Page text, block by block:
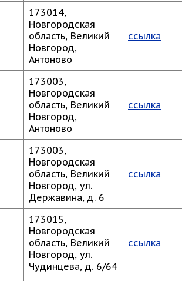
173014,
Новгородская
область, Великий
Новгород,
Антоново
ссылка
173003,
Новгородская
область, Великий
Новгород,
Антоново
ссылка
173003,
Новгородская
область, Великий
Новгород, ул.
Державина, д. 6
ссылка
173015,
Новгородская
область, Великий
Новгород, ул.
Чудинцева, д. 6/64
ссылка